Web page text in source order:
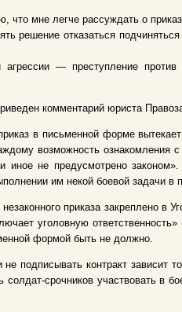
что мне легче рассуждать о
решение отказаться
агрессии — преступление
комментарий юриста
в письменной форме
возможность ознакомления
иное не предусмотрено
им некой боевой задачи
незаконного приказа закреплено
уголовную
формой быть не должно.
не подписывать контракт зависит
солдат-срочников участвовать в